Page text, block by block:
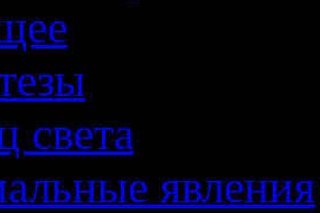
света
явления